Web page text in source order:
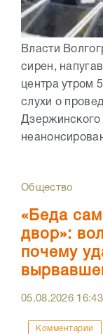
Власти
сирен,
центра утром
слухи о
Дзержинского
Общество
«Беда
двор»:
почему
05.08.2026 16:43
Комментарии